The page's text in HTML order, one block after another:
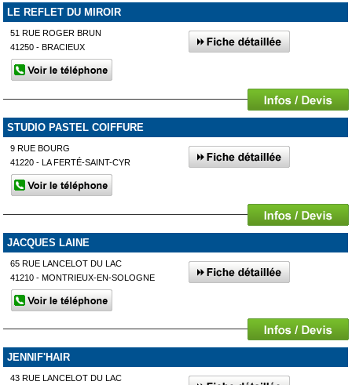
LE REFLET DU MIROIR
51 RUE ROGER BRUN
41250 - BRACIEUX
STUDIO PASTEL COIFFURE
9 RUE BOURG
41220 - LA FERTÉ-SAINT-CYR
JACQUES LAINE
65 RUE LANCELOT DU LAC
41210 - MONTRIEUX-EN-SOLOGNE
JENNIF'HAIR
43 RUE LANCELOT DU LAC